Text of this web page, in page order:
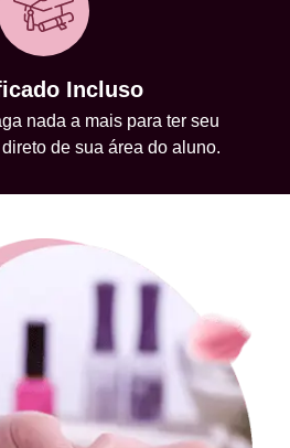
Incluso
nada a mais para ter seu
de sua área do aluno.